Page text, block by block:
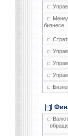
бизнесе